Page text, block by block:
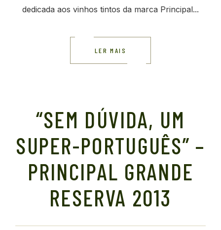
dedicada aos vinhos tintos da marca Principal...
LER MAIS
“SEM DÚVIDA, UM
SUPER-PORTUGUÊS” –
PRINCIPAL GRANDE
RESERVA 2013